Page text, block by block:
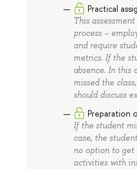
Practical
This
process –
and require
metrics. If the
absence. In this
missed the
should discuss
Preparation
If the student
case, the
no option to get
activities with